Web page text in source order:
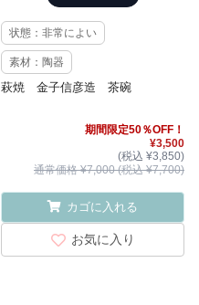
状態：非常によい
素材：陶器
萩焼 金子信彦造 茶碗
期間限定50％OFF！
¥3,500
(税込 ¥3,850)
通常価格 ¥7,000 (税込 ¥7,700)
カゴに入れる
お気に入り